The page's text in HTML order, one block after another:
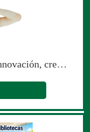
La Biblioteca inesperada: innovación, creatividad y sorpresa (edición para el Gobierno de Portugal)